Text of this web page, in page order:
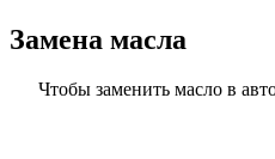
Замена масла
Чтобы заменить масло в